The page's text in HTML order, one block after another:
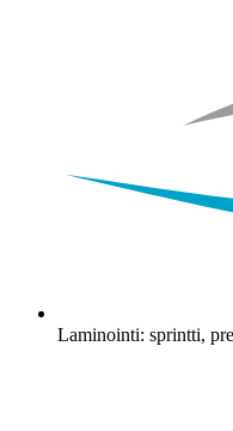
Laminointi: sprintti,